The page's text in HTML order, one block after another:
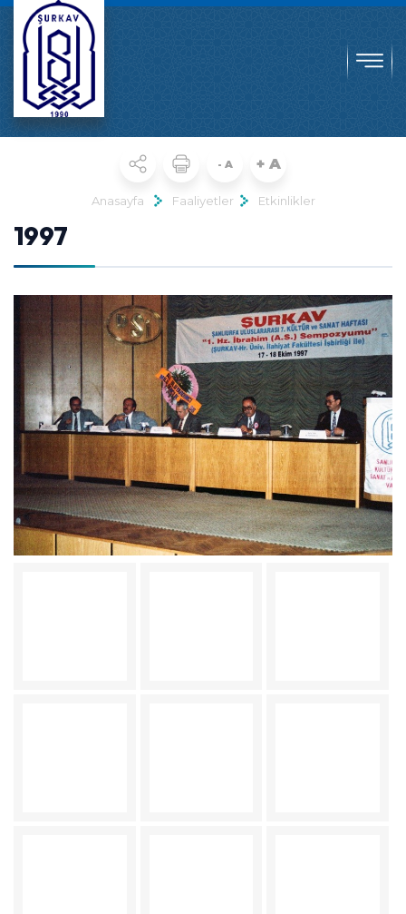
- A + A
Anasayfa Faaliyetler Etkinlikler
1997